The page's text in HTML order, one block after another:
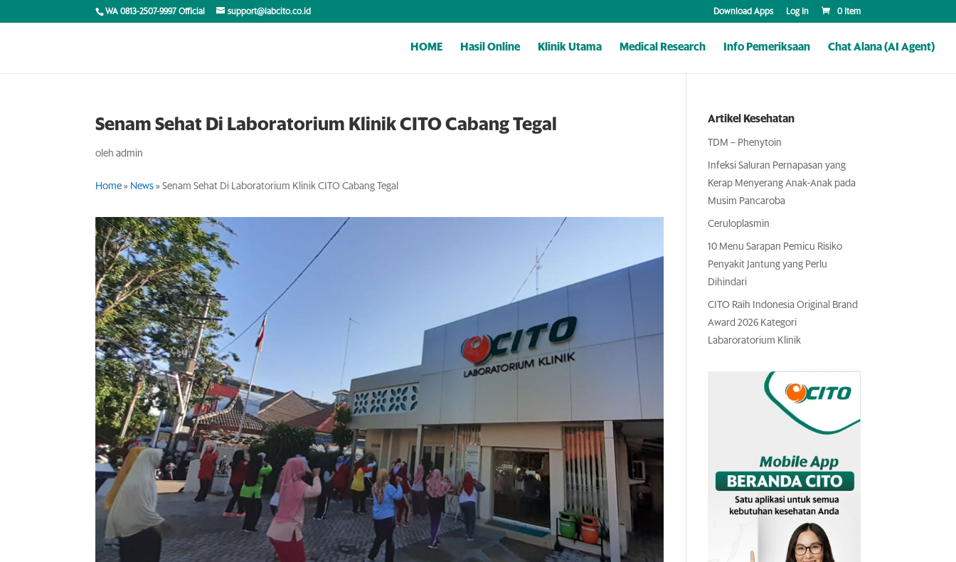
WA 0813-2507-9997 Official support@labcito.co.id Download Apps Log In 0 Item
HOME Hasil Online Klinik Utama Medical Research Info Pemeriksaan Chat Alana (AI Agent)
Senam Sehat Di Laboratorium Klinik CITO Cabang Tegal
olehadmin
Home » News »Senam Sehat Di Laboratorium Klinik CITO Cabang Tegal
Artikel Kesehatan
TDM – Phenytoin
Infeksi Saluran Pernapasan yang
Kerap Menyerang Anak-Anak pada
Musim Pancaroba
Ceruloplasmin
10 Menu Sarapan Pemicu Risiko
Penyakit Jantung yang Perlu
Dihindari
CITO Raih Indonesia Original Brand
Award 2026 Kategori
Labaroratorium Klinik